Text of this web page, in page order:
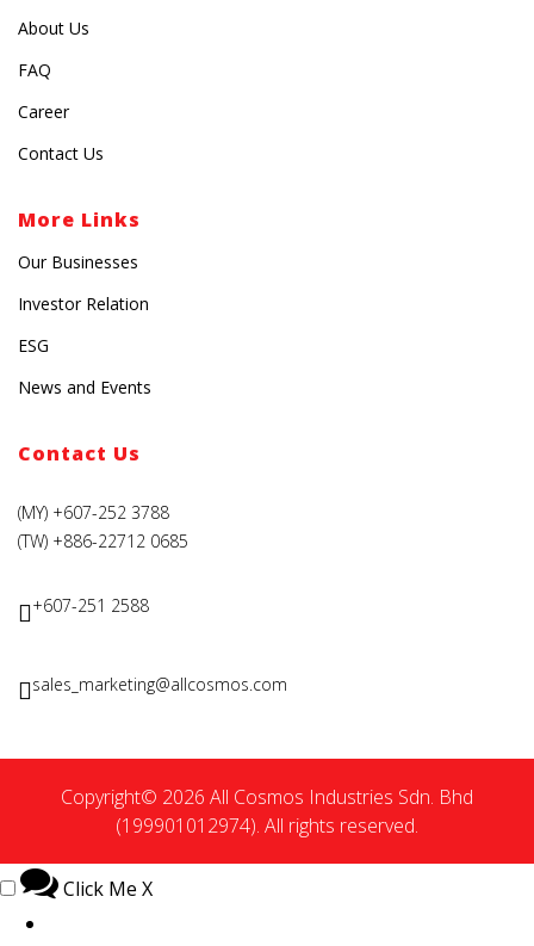
About Us
FAQ
Career
Contact Us
More Links
Our Businesses
Investor Relation
ESG
News and Events
Contact Us
(MY) +607-252 3788
(TW) +886-22712 0685
+607-251 2588
sales_marketing@allcosmos.com
Copyright© 2026 All Cosmos Industries Sdn. Bhd
(199901012974). All rights reserved.
Click Me X